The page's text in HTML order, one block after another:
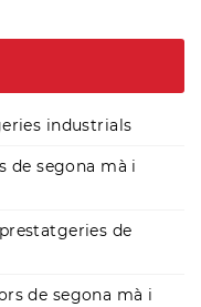
industrials
de segona mà i
de
de segona mà i